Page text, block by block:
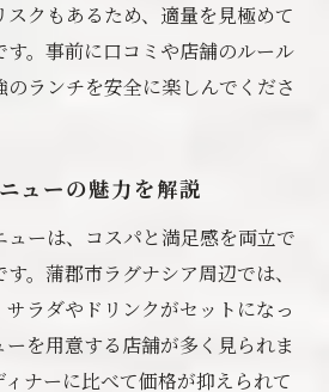
スクもあるため、適量を見極めて
。事前に口コミや店舗のルール
ランチを安全に楽しんでくださ
ューの魅力を解説
ューは、コスパと満足感を両立で
。蒲郡市ラグナシア周辺では、
ラダやドリンクがセットになっ
を用意する店舗が多く見られま
ナーに比べて価格が抑えられて